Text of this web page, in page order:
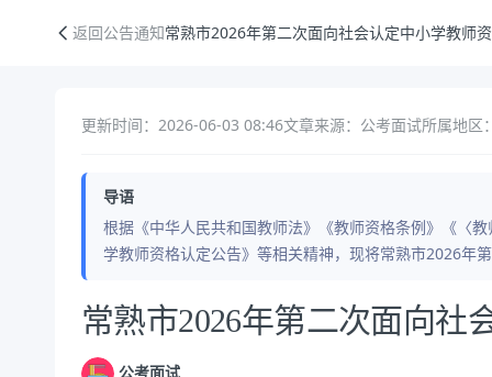
返回公告通知常熟市2026年第二次面向社会认定中小学教师
更新时间：2026-06-03 08:46文章来源：公考面试所属地区
导语
根据《中华人民共和国教师法》《教师资格条例》《〈
学教师资格认定公告》等相关精神，现将常熟市2026年
公告正文
常熟市2026年第二次面向社
公考面试